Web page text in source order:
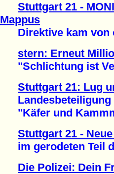
Stuttgart 21 -
Mappus
Direktive kam von
stern: Erneut
"Schlichtung ist
Stuttgart 21: Lug
Landesbeteiligung
"Käfer und
Stuttgart 21 -
im gerodeten Teil
Die Polizei: Dein